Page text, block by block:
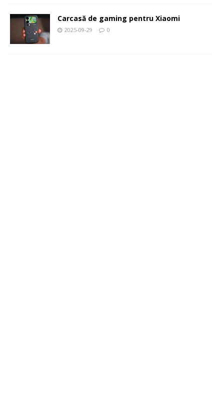
Carcasă de gaming pentru Xiaomi
2025-09-29 0